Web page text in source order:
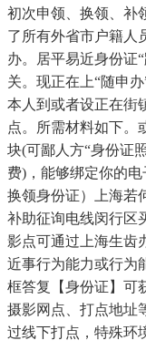
初次申领、换领、补
了所有外省市户籍人
办。居平易近身份证
关。现正在上“随申
本人到或者设正在街
点。所需材料如下。
块(可鄙人方“身份证
费)，能够绑定你的
换领身份证）上海若
补助征询电线闵行区
影点可通过上海生齿
近事行为能力或行为
框答复【身份证】可
摄影网点、打点地址
过线下打点，特殊环